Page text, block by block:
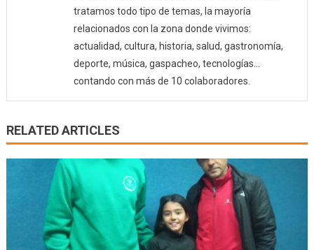
tratamos todo tipo de temas, la mayoría
relacionados con la zona donde vivimos:
actualidad, cultura, historia, salud, gastronomía,
deporte, música, gaspacheo, tecnologías…
contando con más de 10 colaboradores.
RELATED ARTICLES